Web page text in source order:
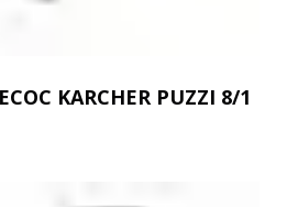
KARCHER PUZZI 8/1